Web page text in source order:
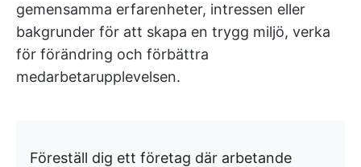
gemensamma erfarenheter, intressen eller
bakgrunder för att skapa en trygg miljö, verka
för förändring och förbättra
medarbetarupplevelsen.
Föreställ dig ett företag där arbetande